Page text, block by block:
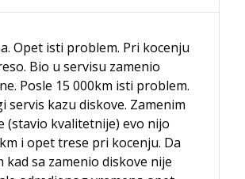
Opet isti problem. Pri kocenju
Bio u servisu zamenio
Posle 15 000km isti problem.
servis kazu diskove. Zamenim
(stavio kvalitetnije) evo nijo
i opet trese pri kocenju. Da
kad sa zamenio diskove nije